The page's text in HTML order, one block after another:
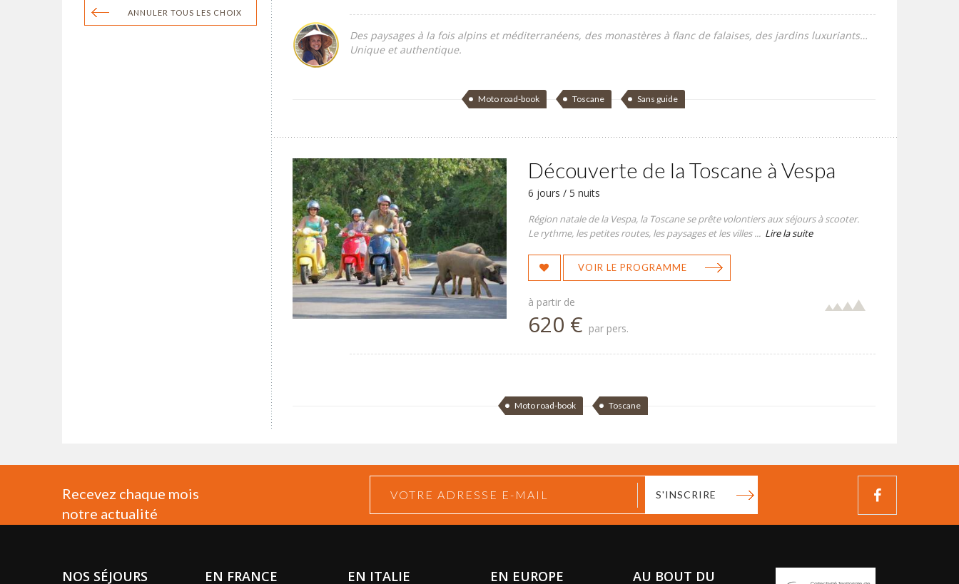
ANNULER TOUS LES CHOIX
Des paysages à la fois alpins et méditerranéens, des monastères à flanc de falaises, des jardins luxuriants…
Unique et authentique.
Moto road-book Toscane Sans guide
Découverte de la Toscane à Vespa
6 jours / 5 nuits
Région natale de la Vespa, la Toscane se prête volontiers aux séjours à scooter.
Le rythme, les petites routes, les paysages et les villes ... Lire la suite
VOIR LE PROGRAMME
à partir de
620 € par pers.
Moto road-book Toscane
Recevez chaque mois
notre actualité
S'INSCRIRE
NOS SÉJOURS EN FRANCE EN ITALIE EN EUROPE AU BOUT DU